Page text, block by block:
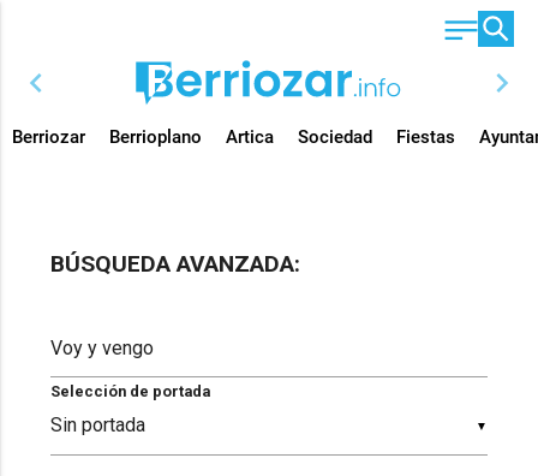
chevron_left chevron_right
Berriozar Berrioplano Artica Sociedad Fiestas
BÚSQUEDA AVANZADA:
▼
Selección de portada